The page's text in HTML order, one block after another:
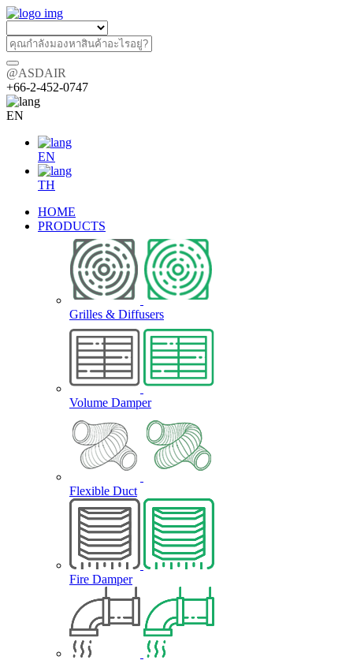
@ASDAIR
+66-2-452-0747
EN
EN
TH
HOME
PRODUCTS
Grilles & Diffusers
Volume Damper
Flexible Duct
Fire Damper